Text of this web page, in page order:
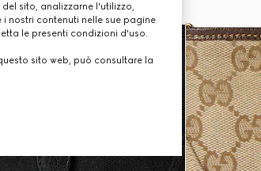
sito, analizzarne l'utilizzo,
nostri contenuti nelle sue pagine
le presenti condizioni d'uso.
sito web, può consultare la